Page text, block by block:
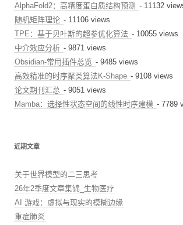
AlphaFold2：高精度蛋白质结构预测 - 11132
随机矩阵理论 - 11106 views
TPE：基于贝叶斯的超参优化算法 - 10055 views
中介效应分析 - 9871 views
Obsidian-常用插件总览 - 9485 views
高效精准的时序聚类算法K-Shape - 9108 views
论文期刊汇总 - 9051 views
Mamba：选择性状态空间的线性时序建模 - 7789
近期文章
关于世界模型的二三思考
26年2季度文章集锦_生物医疗
AI 游戏：虚拟与现实的模糊边缘
重症肺炎